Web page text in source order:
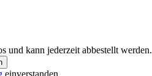
und kann jederzeit abbestellt werden.
einverstanden.